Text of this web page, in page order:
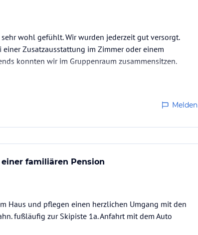
wohl gefühlt. Wir wurden jederzeit gut versorgt.
Zusatzausstattung im Zimmer oder einem
konnten wir im Gruppenraum zusammensitzen.
Melden
familiären Pension
Haus und pflegen einen herzlichen Umgang mit den
fußläufig zur Skipiste 1a. Anfahrt mit dem Auto